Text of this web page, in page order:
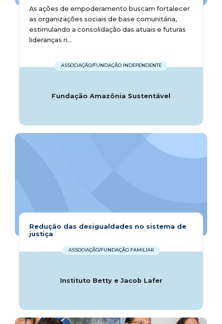
As ações de empoderamento buscam fortalecer
as organizações sociais de base comunitária,
estimulando a consolidação das atuais e futuras
lideranças ri...
ASSOCIAÇÃO/FUNDAÇÃO INDEPENDENTE
Fundação Amazônia Sustentável
Redução das desigualdades no sistema de
justiça
ASSOCIAÇÃO/FUNDAÇÃO FAMILIAR
Instituto Betty e Jacob Lafer